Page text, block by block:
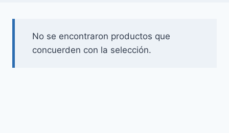
No se encontraron productos que
concuerden con la selección.